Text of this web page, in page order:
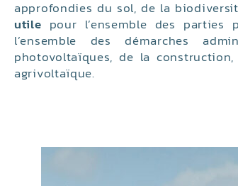
approfondies du sol, de la
utile pour l’ensemble des parties
l’ensemble des démarches
photovoltaïques, de la
agrivoltaïque.